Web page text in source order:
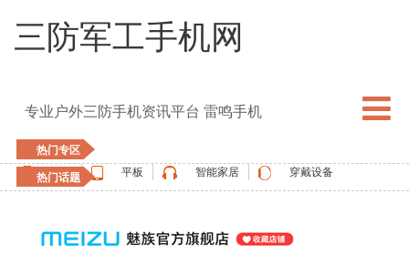
三防军工手机网
专业户外三防手机资讯平台 雷鸣手机
热门专区
手机
平板 智能家居 穿戴设备
热门话题
vernee